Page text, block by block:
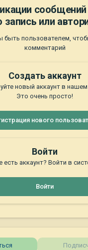
запись или
пользователем,
комментарий
Создать аккаунт
новый аккаунт в
Это очень просто!
нового
Войти
есть аккаунт? Войти в
Войти